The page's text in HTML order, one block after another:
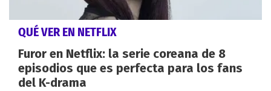
QUÉ VER EN NETFLIX
Furor en Netflix: la serie coreana de 8
episodios que es perfecta para los fans
del K-drama